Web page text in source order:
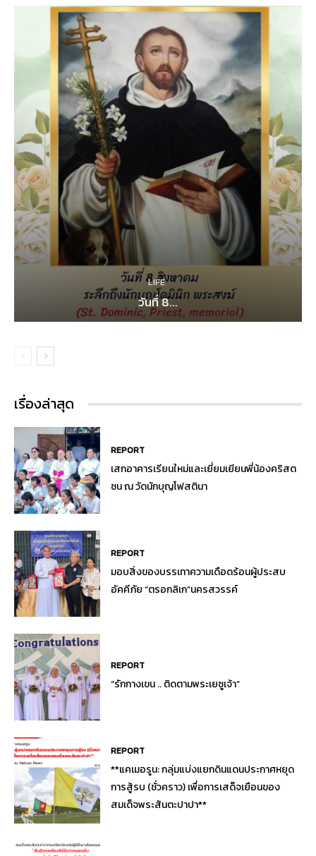
LIFE
วันที่ 8...
เรื่องล่าสุด
REPORT
เสกอาคารเรียนใหม่และเยี่ยมเยียนพี่น้องคริสต
ชน ณ วัดนักบุญโฟสตินา
REPORT
มอบสิ่งของบรรเทาความเดือดร้อนผู้ประสบ
อัคคีภัย “ตรอกลิเก”นครสวรรค์
REPORT
“รักกางเขน .. ติดตามพระเยซูเจ้า”
REPORT
**แคเมอรูน: กลุ่มแบ่งแยกดินแดนประกาศหยุด
การสู้รบ (ชั่วคราว) เพื่อการเสด็จเยือนของ
สมเด็จพระสันตะปาปา**